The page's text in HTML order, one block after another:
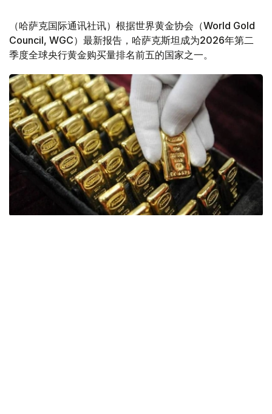
（哈萨克国际通讯社讯）根据世界黄金协会（World Gold
Council, WGC）最新报告，哈萨克斯坦成为2026年第二
季度全球央行黄金购买量排名前五的国家之一。